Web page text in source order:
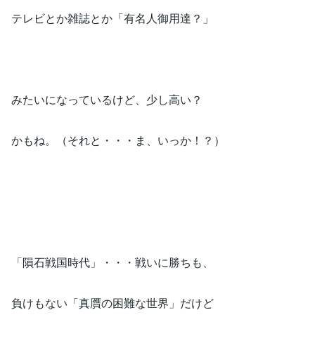
テレビとか雑誌とか「有名人御用達？」
みたいになっているけど、少し高い？
かもね。（それと・・・ま、いっか！？）
「隕石戦国時代」・・・戦いに勝ちも、
負けもない「真贋の困難な世界」だけど